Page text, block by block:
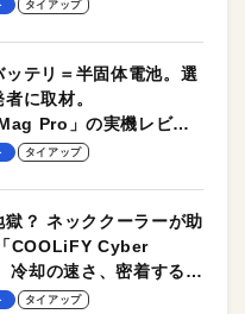
タイアップ
テリ＝半固体電池。選
に取材。
Pro」の実機レビュ
タイアップ
？ ネッククーラーが助
COOLiFY Cyber
冷却の速さ、密着する冷
ルな操作性がグッド！
タイアップ